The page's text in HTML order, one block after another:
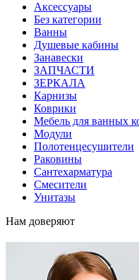
Аксессуары
Без категории
Ванны
Душевые кабины
Занавески
ЗАПЧАСТИ
ЗЕРКАЛА
Карнизы
Коврики
Мебель для ванных
Модули
Полотенцесушители
Раковины
Сантехарматура
Смесители
Унитазы
Нам доверяют